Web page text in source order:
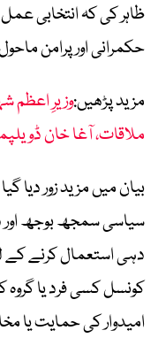
ظاہر کی کہ انتخابی عمل
حکمرانی اور پرامن
مزید پڑھیں:وزیرِ اعظم
ملاقات، آغا خان
بیان میں مزید زور دیا
سیاسی سمجھ بوجھ اور
دہی استعمال کرنے کے
کونسل کسی فرد یا
امیدوار کی حمایت یا